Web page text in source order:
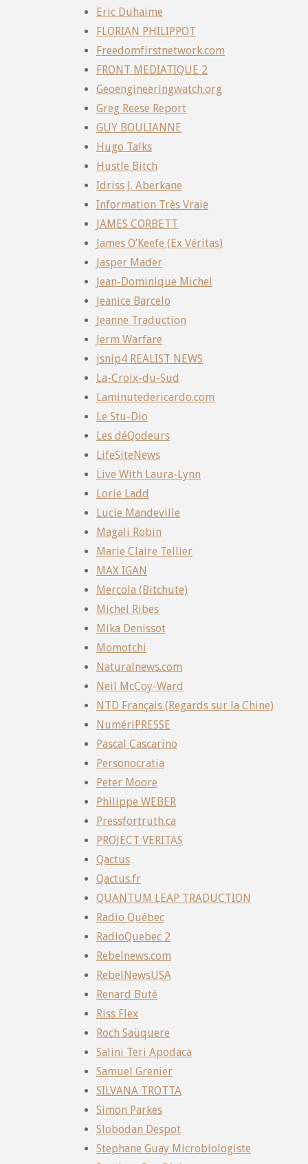
Eric Duhaime
FLORIAN PHILIPPOT
Freedomfirstnetwork.com
FRONT MEDIATIQUE 2
Geoengineeringwatch.org
Greg Reese Report
GUY BOULIANNE
Hugo Talks
Hustle Bitch
Idriss J. Aberkane
Information Très Vraie
JAMES CORBETT
James O’Keefe (Ex Véritas)
Jasper Mader
Jean-Dominique Michel
Jeanice Barcelo
Jeanne Traduction
Jerm Warfare
jsnip4 REALIST NEWS
La-Croix-du-Sud
Laminutedericardo.com
Le Stu-Dio
Les déQodeurs
LifeSiteNews
Live With Laura-Lynn
Lorie Ladd
Lucie Mandeville
Magali Robin
Marie Claire Tellier
MAX IGAN
Mercola (Bitchute)
Michel Ribes
Mika Denissot
Momotchi
Naturalnews.com
Neil McCoy-Ward
NTD Français (Regards sur la Chine)
NumériPRESSE
Pascal Cascarino
Personocratia
Peter Moore
Philippe WEBER
Pressfortruth.ca
PROJECT VERITAS
Qactus
Qactus.fr
QUANTUM LEAP TRADUCTION
Radio Québec
RadioQuebec 2
Rebelnews.com
RebelNewsUSA
Renard Buté
Riss Flex
Roch Saüquere
Salini Teri Apodaca
Samuel Grenier
SILVANA TROTTA
Simon Parkes
Slobodan Despot
Stephane Guay Microbiologiste